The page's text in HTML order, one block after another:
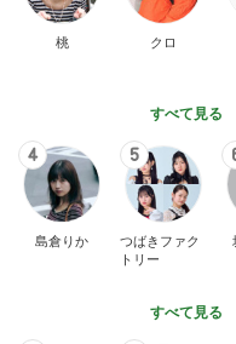
桃 クロ
すべて見る
4
島倉りか
5
つばきファク
トリー
すべて見る